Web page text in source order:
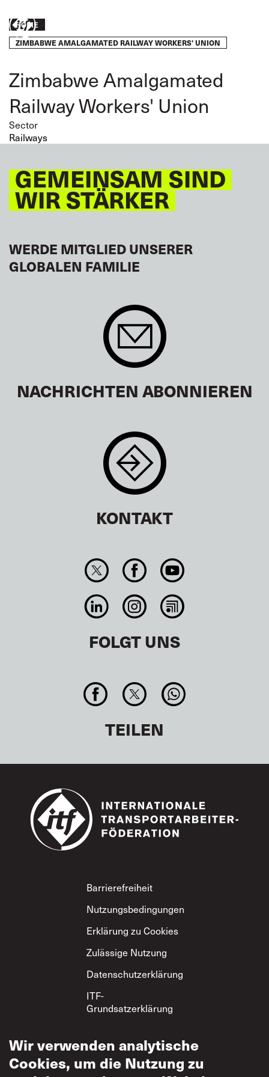
main
content
euch!
Breadcrumb
HOME
ZIMBABWE AMALGAMATED RAILWAY WORKERS' UNION
Zimbabwe Amalgamated
Railway Workers' Union
Sector
Railways
GEMEINSAM SIND
WIR STÄRKER
WERDE MITGLIED UNSERER
GLOBALEN FAMILIE
NACHRICHTEN ABONNIEREN
KONTAKT
FOLGT UNS
TEILEN
Footer
Barrierefreiheit
Nutzungsbedingungen
Erklärung zu Cookies
Zulässige Nutzung
Datenschutzerklärung
ITF-
Grundsatzerklärung
Wir verwenden analytische
Cookies, um die Nutzung zu